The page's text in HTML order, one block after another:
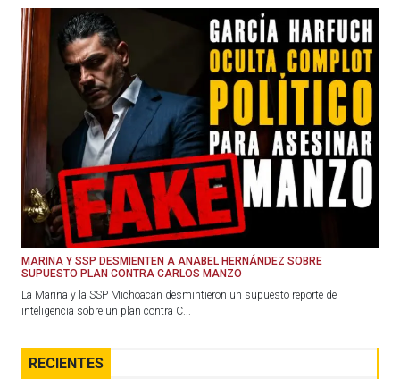
MARINA Y SSP DESMIENTEN A ANABEL HERNÁNDEZ SOBRE
SUPUESTO PLAN CONTRA CARLOS MANZO
La Marina y la SSP Michoacán desmintieron un supuesto reporte de
inteligencia sobre un plan contra C...
RECIENTES